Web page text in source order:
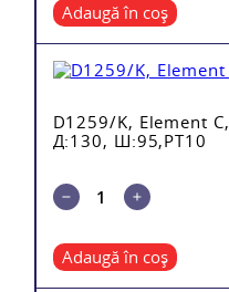
Adaugă în coș
D1259/K, Element C,
Д:130, Ш:95,PT10
Adaugă în coș